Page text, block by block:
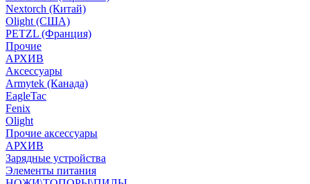
Nextorch (Китай)
Olight (США)
PETZL (Франция)
Прочие
АРХИВ
Аксессуары
Armytek (Канада)
EagleTac
Fenix
Olight
Прочие аксессуары
АРХИВ
Зарядные устройства
Элементы питания